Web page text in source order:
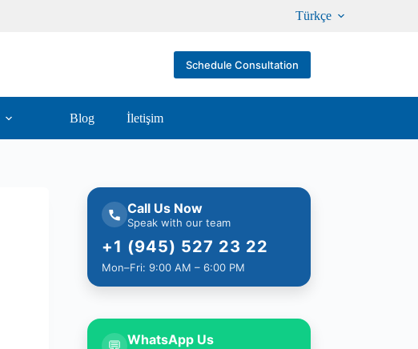
Türkçe
Schedule Consultation
Blog İletişim
Call Us Now
Speak with our team
+1 (945) 527 23 22
Mon–Fri: 9:00 AM – 6:00 PM
WhatsApp Us